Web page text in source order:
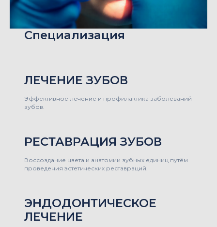
Специализация
ЛЕЧЕНИЕ ЗУБОВ
Эффективное лечение и профилактика заболеваний
зубов.
РЕСТАВРАЦИЯ ЗУБОВ
Воссоздание цвета и анатомии зубных единиц путём
проведения эстетических реставраций.
ЭНДОДОНТИЧЕСКОЕ
ЛЕЧЕНИЕ